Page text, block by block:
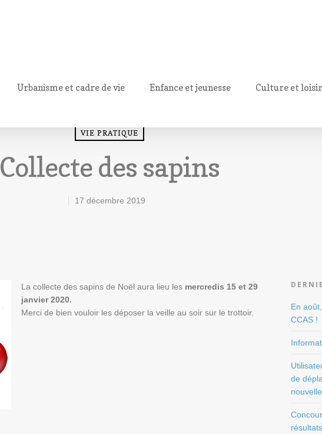
Urbanisme et cadre de vie Enfance et jeunesse Culture et
VIE PRATIQUE
Collecte des sapins
17 décembre 2019
La collecte des sapins de Noël aura lieu les mercredis 15 et 29
janvier 2020.
Merci de bien vouloir les déposer la veille au soir sur le trottoir.
En
CCAS !
de